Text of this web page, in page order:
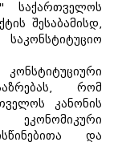
საქართველოს
შესაბამისდ,
რომ
კანონის
და